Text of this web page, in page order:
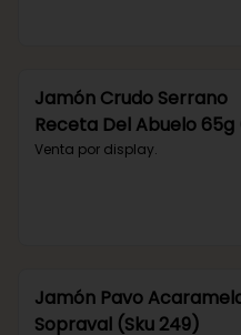
Jamón Crudo Serrano
Receta Del Abuelo 65g
219)
Venta por display.
Jamón Pavo
Sopraval (Sku 249)